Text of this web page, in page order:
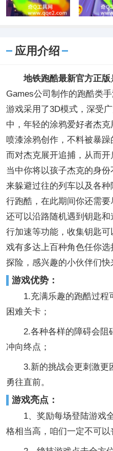
应用介绍
地铁跑酷最新官方正版
Games公司制作的跑酷类
游戏采用了3D模式，深受
中，年轻的涂鸦爱好者杰
喷漆涂鸦创作，不料被暴
而对杰克展开追捕，从而
当中你将以孩子杰克的身
来躲避过往的列车以及各
行跑酷，在此期间你还需要
还可以沿路随机遇到钥匙
行加速等功能，收集钥匙
戏有多达上百种角色任你
探险，感兴趣的小伙伴们快
游戏优势：
1.充满乐趣的跑酷过程
困难关卡；
2.各种各样的障碍会阻
冲向终点；
3.新的挑战会更刺激更
勇往直前。
游戏亮点：
1、奖励每场登陆游戏全
格相当高，咱们一定不可以